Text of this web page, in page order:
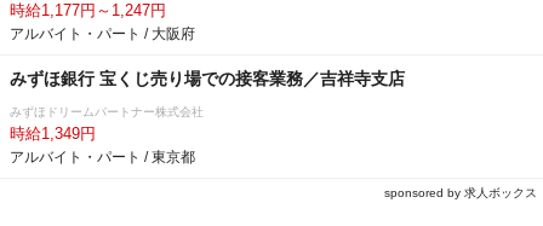
時給1,177円～1,247円
アルバイト・パート / 大阪府
みずほ銀行 宝くじ売り場での接客業務／吉祥寺支店
みずほドリームパートナー株式会社
時給1,349円
アルバイト・パート / 東京都
sponsored by 求人ボックス